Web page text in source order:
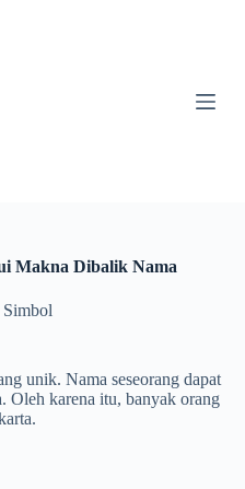
Makna Dibalik Nama
Simbol
unik. Nama seseorang dapat
Oleh karena itu, banyak orang